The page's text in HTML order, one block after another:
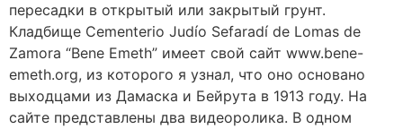
пересадки в открытый или закрытый грунт.
Кладбище Cementerio Judío Sefaradí de Lomas de
Zamora “Bene Emeth” имеет свой сайт www.bene-
emeth.org, из которого я узнал, что оно основано
выходцами из Дамаска и Бейрута в 1913 году. На
сайте представлены два видеоролика. В одном